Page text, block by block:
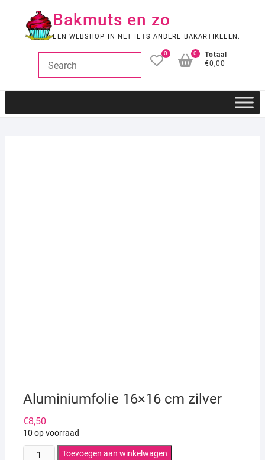
Bakmuts en zo
EEN WEBSHOP IN NET IETS ANDERE BAKARTIKELEN.
0
Totaal
€0,00
0
Aluminiumfolie 16×16 cm zilver
€8,50
10 op voorraad
AluminiumfolieToevoegen aan winkelwagen